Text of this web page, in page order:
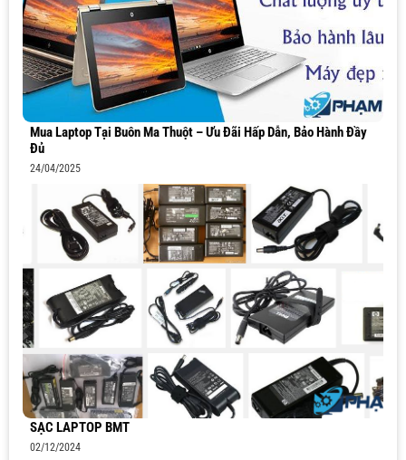
Mua Laptop Tại Buôn Ma Thuột – Ưu Đãi Hấp Dẫn, Bảo Hành Đầy
Đủ
24/04/2025
SẠC LAPTOP BMT
02/12/2024